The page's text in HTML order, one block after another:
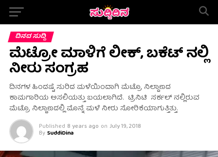
ದಿನದ ಸುದ್ದಿ
ಮೆಟ್ರೋ ಮಾಳಿಗೆ ಲೀಕ್, ಬಕೆಟ್ ನಲ್ಲಿ
ನೀರು ಸಂಗ್ರಹ
ದಿನಗಳ ಹಿಂದಷ್ಟೆ ಸುರಿದ ಮಳೆಯಿಂದಾಗಿ ಮೆಟ್ರೊ ನಿಲ್ದಾಣದ
ಕಾಮಗಾರಿಯ ಅಸಲಿಯತ್ತು ಬಯಲಾಗಿದೆ. ಟ್ರಿನಿಟಿ ಸರ್ಕಲ್ ನಲ್ಲಿರುವ
ಮೆಟ್ರೊ ನಿಲ್ದಾಣದಲ್ಲಿ ಮೊನ್ನೆ ಮಳೆ ನೀರು ಸೋರಿಕೆಯಾಗುತ್ತಿತ್ತು.
Published 8 years ago on July 19, 2018
By SuddiDina